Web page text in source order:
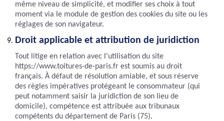
même niveau de simplicité, et modifier ses choix à tout
moment via le module de gestion des cookies du site ou les
réglages de son navigateur.
Droit applicable et attribution de juridiction
Tout litige en relation avec l'utilisation du site
https://www.toitures-de-paris.fr est soumis au droit
français. À défaut de résolution amiable, et sous réserve
des règles impératives protégeant le consommateur (qui
peut notamment saisir la juridiction de son lieu de
domicile), compétence est attribuée aux tribunaux
compétents du département de Paris (75).